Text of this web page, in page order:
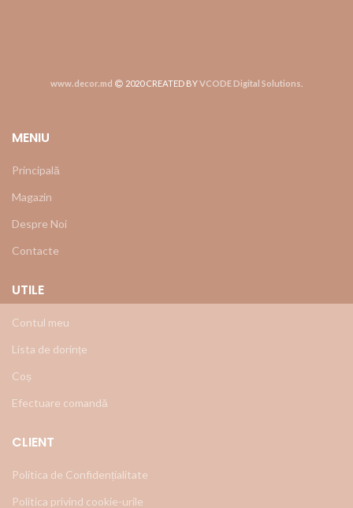
www.decor.md 2020 CREATED BYVCODE Digital Solutions
MENIU
Principală
Magazin
Despre Noi
Contacte
UTILE
Contul meu
Lista de dorințe
Coș
Efectuare comandă
CLIENT
Politica de Confidențialitate
Politica privind cookie-urile